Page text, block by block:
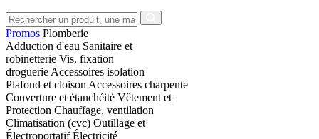
Promos Plomberie
Adduction d'eau Sanitaire et
robinetterie Vis, fixation
droguerie Accessoires isolation
Plafond et cloison Accessoires charpente
Couverture et étanchéité Vêtement et
Protection Chauffage, ventilation
Climatisation (cvc) Outillage et
ÉlectroportatifÉlectricité